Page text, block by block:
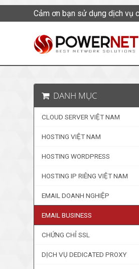
Cảm ơn bạn sử dụng dịch vụ
DANH MỤC
CLOUD SERVER VIỆT NAM
HOSTING VIỆT NAM
HOSTING WORDPRESS
HOSTING IP RIÊNG VIỆT NAM
EMAIL DOANH NGHIỆP
EMAIL BUSINESS
CHỨNG CHỈ SSL
DỊCH VỤ DEDICATED PROXY